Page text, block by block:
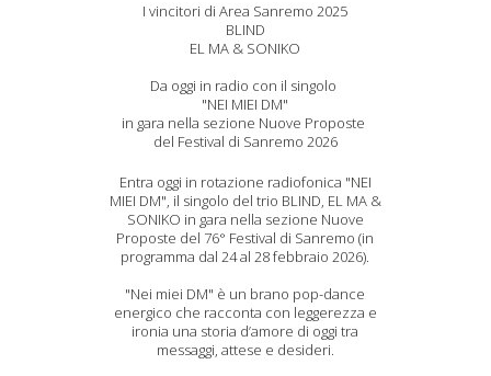
I vincitori di Area Sanremo 2025
BLIND
EL MA & SONIKO
Da oggi in radio con il singolo
"NEI MIEI DM"
in gara nella sezione Nuove Proposte
del Festival di Sanremo 2026
Entra oggi in rotazione radiofonica "NEI
MIEI DM", il singolo del trio BLIND, EL MA &
SONIKO in gara nella sezione Nuove
Proposte del 76° Festival di Sanremo (in
programma dal 24 al 28 febbraio 2026).
"Nei miei DM" è un brano pop-dance
energico che racconta con leggerezza e
ironia una storia d’amore di oggi tra
messaggi, attese e desideri.